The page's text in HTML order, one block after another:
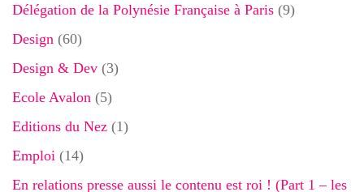
Délégation de la Polynésie Française à Paris (9)
Design (60)
Design & Dev (3)
Ecole Avalon (5)
Editions du Nez (1)
Emploi (14)
En relations presse aussi le contenu est roi ! (Part 1 – les